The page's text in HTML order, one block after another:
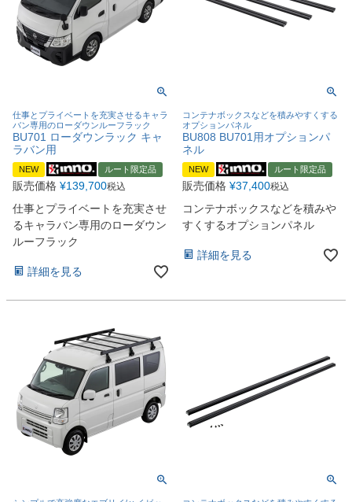
仕事とプライベートを充実させるキャラ
バン専用のローダウンルーフラック
BU701 ローダウンラック キャ
ラバン用
NEW ルート限定品
販売価格 ¥139,700税込
仕事とプライベートを充実させ
るキャラバン専用のローダウン
ルーフラック
詳細を見る
コンテナボックスなどを積みやすくする
オプションパネル
BU808 BU701用オプションパ
ネル
NEW ルート限定品
販売価格 ¥37,400税込
コンテナボックスなどを積みや
すくするオプションパネル
詳細を見る